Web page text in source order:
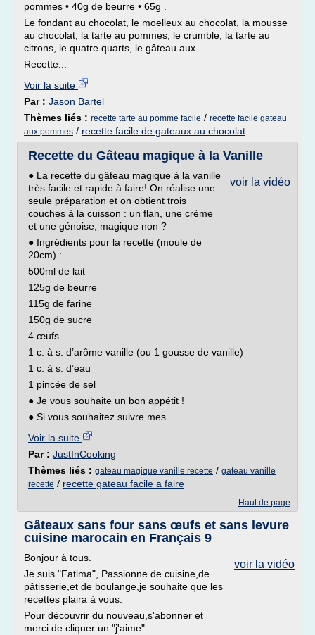
pommes • 40g de beurre • 65g .
Le fondant au chocolat, le moelleux au chocolat, la mousse
au chocolat, la tarte au pommes, le crumble, la tarte au
citrons, le quatre quarts, le gâteau aux .
Recette...
Voir la suite
Par : Jason Bartel
Thèmes liés : recette tarte au pomme facile / recette facile gateau
aux pommes / recette facile de gateaux au chocolat
Recette du Gâteau magique à la Vanille
voir la vidéo
● La recette du gâteau magique à la vanille
très facile et rapide à faire! On réalise une
seule préparation et on obtient trois
couches à la cuisson : un flan, une crème
et une génoise, magique non ?
● Ingrédients pour la recette (moule de
20cm) :
500ml de lait
125g de beurre
115g de farine
150g de sucre
4 œufs
1 c. à s. d’arôme vanille (ou 1 gousse de vanille)
1 c. à s. d’eau
1 pincée de sel
● Je vous souhaite un bon appétit !
● Si vous souhaitez suivre mes...
Voir la suite
Par : JustInCooking
Thèmes liés : gateau magique vanille recette / gateau vanille
recette / recette gateau facile a faire
Haut de page
Gâteaux sans four sans œufs et sans levure
cuisine marocain en Français 9
voir la vidéo
Bonjour à tous.
Je suis "Fatima", Passionne de cuisine,de
pâtisserie,et de boulange,je souhaite que les
recettes plaira à vous.
Pour découvrir du nouveau,s'abonner et
merci de cliquer un "j'aime"